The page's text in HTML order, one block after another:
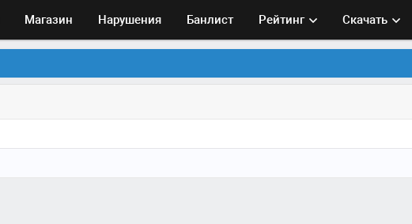
Магазин Нарушения Банлист Рейтинг Скачать